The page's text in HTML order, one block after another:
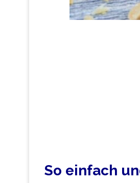
So einfach